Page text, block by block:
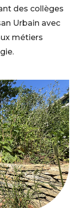
des collèges
Urbain avec
métiers